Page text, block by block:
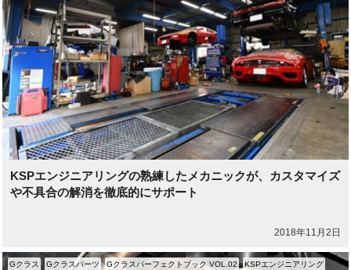
KSPエンジニアリングの熟練したメカニックが、カスタマイズ
や不具合の解消を徹底的にサポート
2018年11月2日
Gクラス Gクラスパーツ Gクラスパーフェクトブック VOL.02 KSPエンジニアリング